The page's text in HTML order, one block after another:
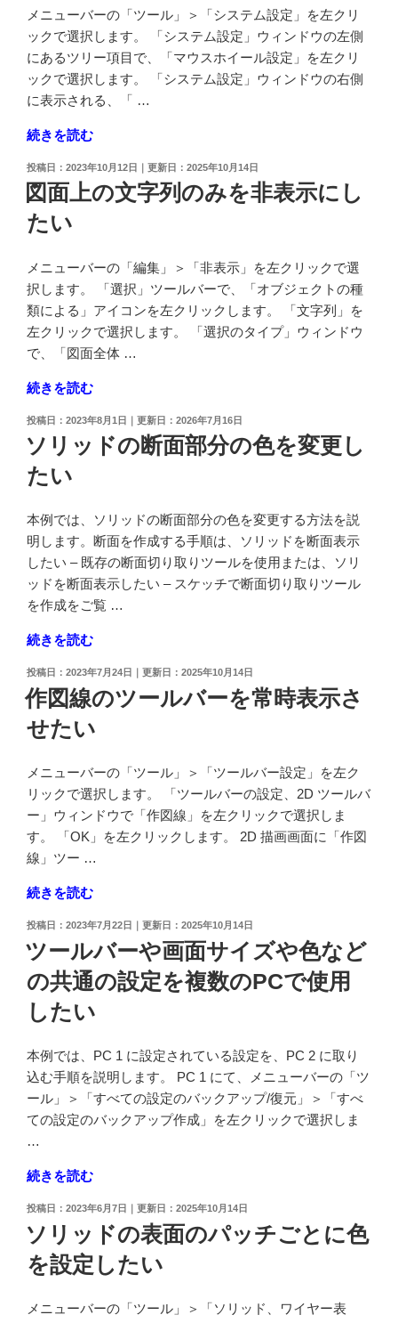
開
始
し
た
い"
列
オ
ブ
ジ
ェ
ト
を
除
い
て
刷
し
た
い"
の
メニューバーの「ツール」＞「システム設定」を左クリ
ックで選択します。 「システム設定」ウィンドウの左側
にあるツリー項目で、「マウスホイール設定」を左クリ
ックで選択します。 「システム設定」ウィンドウの右側
に表示される、「 …
"拡
縮
小
表
の
マ
ウ
ス
ホ
ー
ル
回
転
作
を
変
更
し
い"
の
続きを読む
投
稿
日:
2023年10月12日 2025年10月14日
図面上の文字列のみを非表示にし
たい
メニューバーの「編集」＞「非表示」を左クリックで選
択します。 「選択」ツールバーで、「オブジェクトの種
類による」アイコンを左クリックします。 「文字列」を
左クリックで選択します。 「選択のタイプ」ウィンドウ
で、「図面全体 …
"図
上
の
文
列
の
み
を
非
示
に
し
た
い"
続きを読む
投
稿
日:
2023年8月1日 2026年7月16日
ソリッドの断面部分の色を変更し
たい
本例では、ソリッドの断面部分の色を変更する方法を説
明します。断面を作成する手順は、ソリッドを断面表示
したい – 既存の断面切り取りツールを使用または、ソリ
ッドを断面表示したい – スケッチで断面切り取りツール
を作成をご覧 …
"ソ
ッ
ド
の
面
部
分
の
色
変
更
た
い"
の
続きを読む
投
稿
2023年7月24日 2025年10月14日
作図線のツールバーを常時表示さ
せたい
メニューバーの「ツール」＞「ツールバー設定」を左ク
リックで選択します。 「ツールバーの設定、2D ツールバ
ー」ウィンドウで「作図線」を左クリックで選択しま
す。 「OK」を左クリックします。 2D 描画画面に「作図
線」ツー …
"作
線
の
ツ
ー
ル
ー
を
時
表
示
せ
た
い"
の
続きを読む
投
稿
日:
2023年7月22日 2025年10月14日
ツールバーや画面サイズや色など
の共通の設定を複数のPCで使用
したい
本例では、PC 1 に設定されている設定を、PC 2 に取り
込む手順を説明します。 PC 1 にて、メニューバーの「ツ
ール」＞「すべての設定のバックアップ/復元」＞「すべ
ての設定のバックアップ作成」を左クリックで選択しま
…
"ツ
ル
バ
ー
画
続きを読む
投
稿
日:
2023年6月7日 2025年10月14日
ソリッドの表面のパッチごとに色
を設定したい
メニューバーの「ツール」＞「ソリッド、ワイヤー表